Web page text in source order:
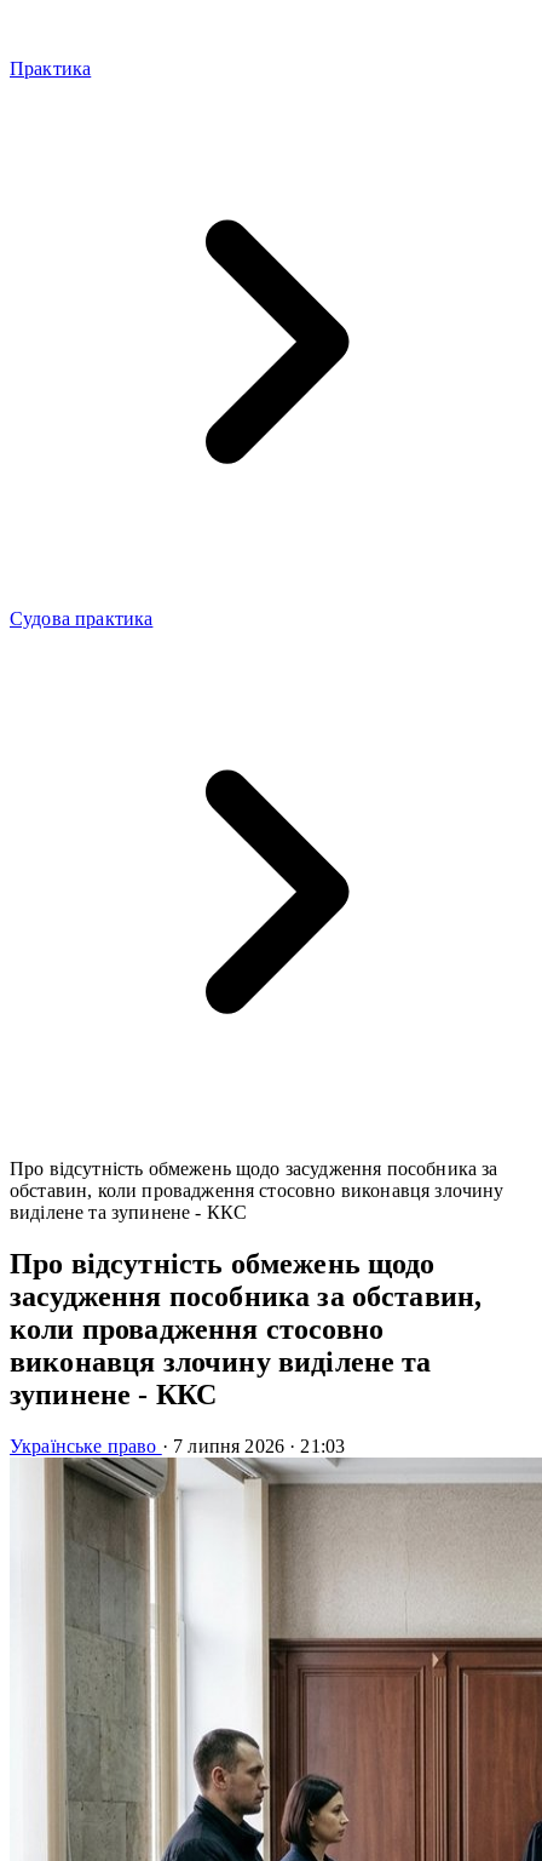
Практика
Судова практика
Про відсутність обмежень щодо засудження пособника за
обставин, коли провадження стосовно виконавця злочину
виділене та зупинене - ККС
Про відсутність обмежень щодо
засудження пособника за обставин,
коли провадження стосовно
виконавця злочину виділене та
зупинене - ККС
Українське право · 7 липня 2026 · 21:03